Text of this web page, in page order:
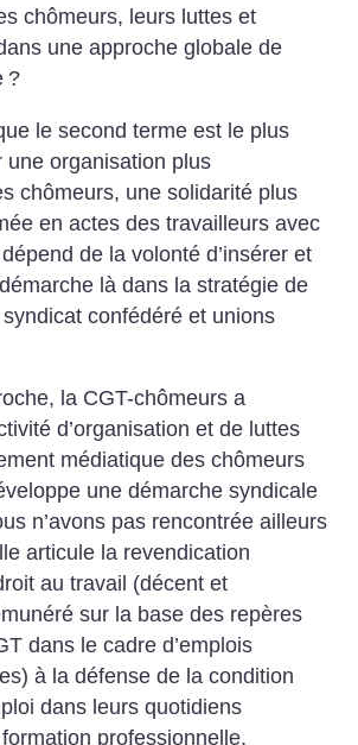
chômeurs, leurs luttes et
une approche globale de
?
le second terme est le plus
une organisation plus
chômeurs, une solidarité plus
en actes des travailleurs avec
de la volonté d’insérer et
là dans la stratégie de
confédéré et unions
la CGT-chômeurs a
d’organisation et de luttes
médiatique des chômeurs
une démarche syndicale
n’avons pas rencontrée ailleurs
articule la revendication
au travail (décent et
sur la base des repères
dans le cadre d’emplois
à la défense de la condition
dans leurs quotidiens
professionnelle,